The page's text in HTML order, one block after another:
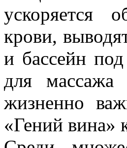
ускоряется
крови,
и бассейн
для массажа
жизненно
«Гений вина»